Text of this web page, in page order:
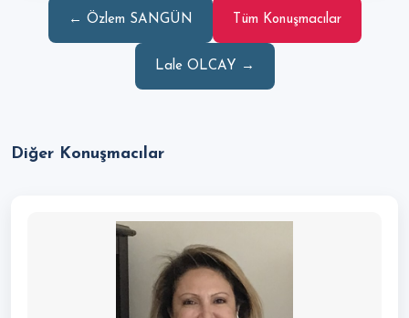
← Özlem SANGÜN Tüm Konuşmacılar
Lale OLCAY →
Diğer Konuşmacılar